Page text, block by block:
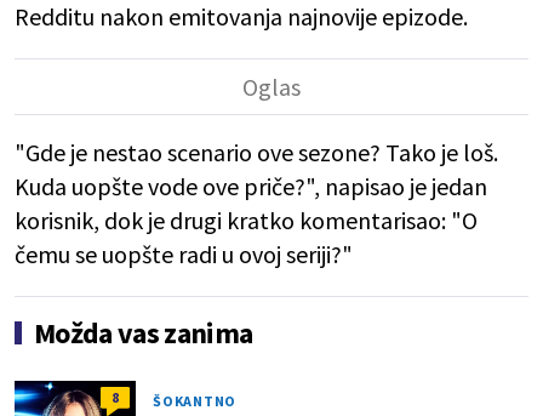
Redditu nakon emitovanja najnovije epizode.
"Gde je nestao scenario ove sezone? Tako je loš.
Kuda uopšte vode ove priče?", napisao je jedan
korisnik, dok je drugi kratko komentarisao: "O
čemu se uopšte radi u ovoj seriji?"
Možda vas zanima
8 ŠOKANTNO